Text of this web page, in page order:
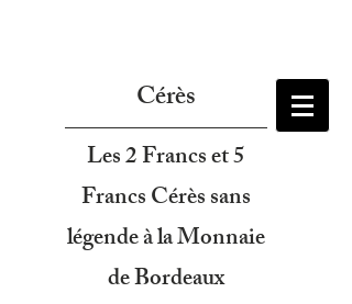
Cérès
Les 2 Francs et 5
Francs Cérès sans
légende à la Monnaie
de Bordeaux